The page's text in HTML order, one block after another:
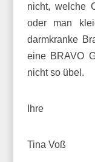
nicht, welche
oder man
darmkranke
eine BRAVO
nicht so übel.
Ihre
Tina Voß